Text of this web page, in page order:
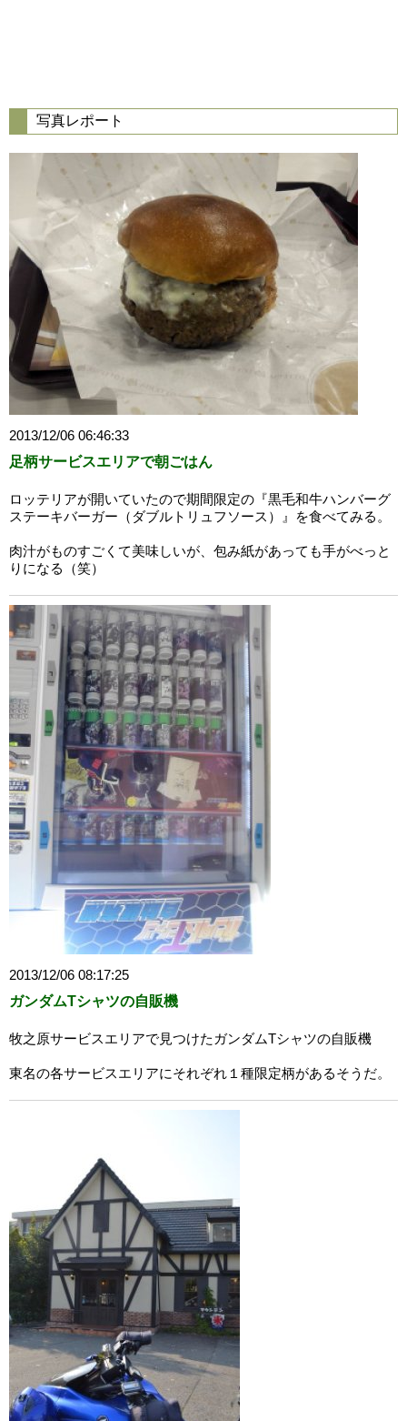
写真レポート
2013/12/06 06:46:33
足柄サービスエリアで朝ごはん
ロッテリアが開いていたので期間限定の『黒毛和牛ハンバーグ
ステーキバーガー（ダブルトリュフソース）』を食べてみる。
肉汁がものすごくて美味しいが、包み紙があっても手がべっと
りになる（笑）
2013/12/06 08:17:25
ガンダムTシャツの自販機
牧之原サービスエリアで見つけたガンダムTシャツの自販機
東名の各サービスエリアにそれぞれ１種限定柄があるそうだ。